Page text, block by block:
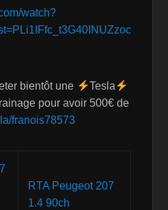
watch?
bientôt une
Tesla
pour avoir 500€ de
franois78573
RTA Peugeot 207
1.4 90ch